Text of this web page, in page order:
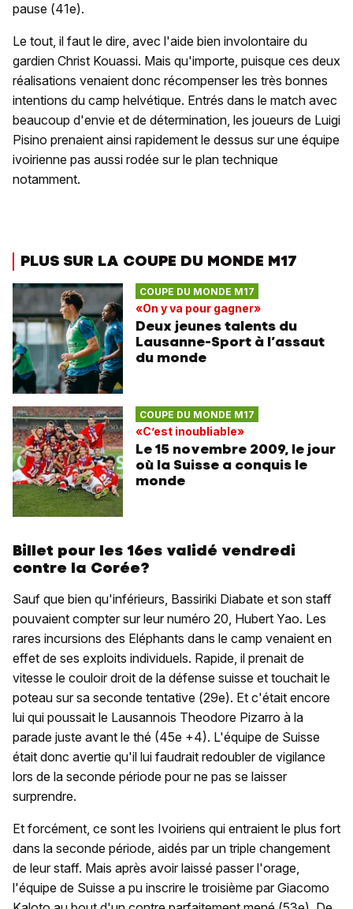
pause (41e).
Le tout, il faut le dire, avec l'aide bien involontaire du
gardien Christ Kouassi. Mais qu'importe, puisque ces deux
réalisations venaient donc récompenser les très bonnes
intentions du camp helvétique. Entrés dans le match avec
beaucoup d'envie et de détermination, les joueurs de Luigi
Pisino prenaient ainsi rapidement le dessus sur une équipe
ivoirienne pas aussi rodée sur le plan technique
notamment.
PLUS SUR LA COUPE DU MONDE M17
COUPE DU MONDE M17
«On y va pour gagner»
Deux jeunes talents du
Lausanne-Sport à l’assaut
du monde
COUPE DU MONDE M17
«C’est inoubliable»
Le 15 novembre 2009, le jour
où la Suisse a conquis le
monde
Billet pour les 16es validé vendredi
contre la Corée?
Sauf que bien qu'inférieurs, Bassiriki Diabate et son staff
pouvaient compter sur leur numéro 20, Hubert Yao. Les
rares incursions des Eléphants dans le camp venaient en
effet de ses exploits individuels. Rapide, il prenait de
vitesse le couloir droit de la défense suisse et touchait le
poteau sur sa seconde tentative (29e). Et c'était encore
lui qui poussait le Lausannois Theodore Pizarro à la
parade juste avant le thé (45e +4). L'équipe de Suisse
était donc avertie qu'il lui faudrait redoubler de vigilance
lors de la seconde période pour ne pas se laisser
surprendre.
Et forcément, ce sont les Ivoiriens qui entraient le plus fort
dans la seconde période, aidés par un triple changement
de leur staff. Mais après avoir laissé passer l'orage,
l'équipe de Suisse a pu inscrire le troisième par Giacomo